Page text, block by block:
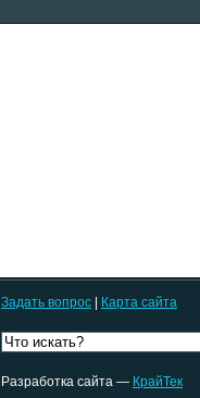
Задать вопрос | Карта сайта
Разработка сайта — КрайТек